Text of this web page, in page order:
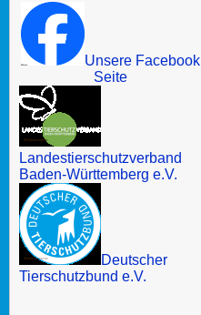
Unsere Facebook
Seite
Landestierschutzverband
Baden-Württemberg e.V.
Deutscher
Tierschutzbund e.V.